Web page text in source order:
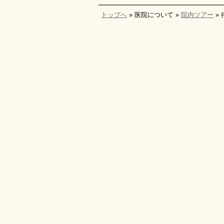
トップへ » 医院について » 院内ツアー »